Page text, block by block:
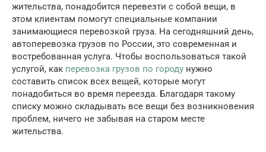
жительства, понадобится перевезти с собой вещи, в
этом клиентам помогут специальные компании
занимающиеся перевозкой груза. На сегодняшний день,
автоперевозка грузов по России, это современная и
востребованная услуга. Чтобы воспользоваться такой
услугой, как перевозка грузов по городу нужно
составить список всех вещей, которые могут
понадобиться во время переезда. Благодаря такому
списку можно складывать все вещи без возникновения
проблем, ничего не забывая на старом месте
жительства.